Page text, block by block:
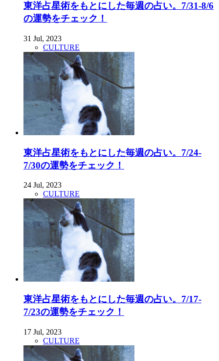
東洋占星術をもとにした毎週の占い。7/31-8/6
の運勢をチェック！
31 Jul, 2023
CULTURE
東洋占星術をもとにした毎週の占い。7/24-
7/30の運勢をチェック！
24 Jul, 2023
CULTURE
東洋占星術をもとにした毎週の占い。7/17-
7/23の運勢をチェック！
17 Jul, 2023
CULTURE